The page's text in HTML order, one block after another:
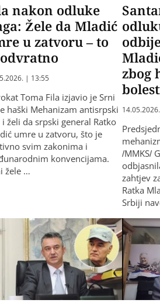
nakon odluke
Žele da Mladić
u zatvoru – to
| 13:55
Toma Fila izjavio je Srni
haški Mehanizam antisrpski
i želi da srpski general Ratko
umre u zatvoru, što je
svim zakonima i
konvencijama.
žele …
zbog
/MMKS/
zahtjev
Ratka
Srbiji